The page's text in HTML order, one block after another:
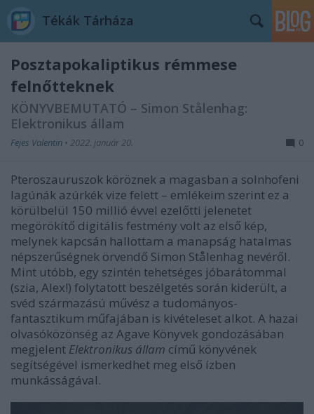
Tékák Tárháza
Posztapokaliptikus rémmese
felnőtteknek
KÖNYVBEMUTATÓ – Simon Stålenhag:
Elektronikus állam
Fejes Valentin • 2022. január 20. 0
Pteroszauruszok köröznek a magasban a solnhofeni
lagúnák azúrkék vize felett – emlékeim szerint ez a
körülbelül 150 millió évvel ezelőtti jelenetet
megörökítő digitális festmény volt az első kép,
melynek kapcsán hallottam a manapság hatalmas
népszerűségnek örvendő Simon Stålenhag nevéről.
Mint utóbb, egy szintén tehetséges jóbarátommal
(szia, Alex!) folytatott beszélgetés során kiderült, a
svéd származású művész a tudományos-
fantasztikum műfajában is kivételeset alkot. A hazai
olvasóközönség az Agave Könyvek gondozásában
megjelent Elektronikus állam című könyvének
segítségével ismerkedhet meg első ízben
munkásságával.